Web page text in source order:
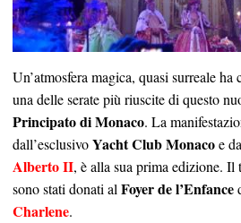
Un’atmosfera magica, quasi surreale
una delle serate più riuscite di questo
Principato di Monaco. La
dall’esclusivoYacht Club Monacoe da
Alberto II, è alla sua prima edizione.
sono stati donati alFoyer de l’Enfance
Charlene.